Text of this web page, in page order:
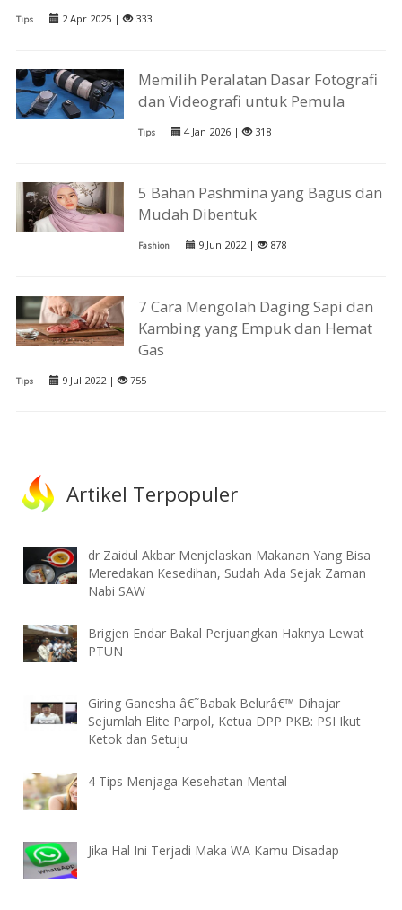
Tips 2 Apr 2025 | 333
Memilih Peralatan Dasar Fotografi
dan Videografi untuk Pemula
Tips 4 Jan 2026 | 318
5 Bahan Pashmina yang Bagus dan
Mudah Dibentuk
Fashion 9 Jun 2022 | 878
7 Cara Mengolah Daging Sapi dan
Kambing yang Empuk dan Hemat
Gas
Tips 9 Jul 2022 | 755
Artikel Terpopuler
dr Zaidul Akbar Menjelaskan Makanan Yang Bisa
Meredakan Kesedihan, Sudah Ada Sejak Zaman
Nabi SAW
Brigjen Endar Bakal Perjuangkan Haknya Lewat
PTUN
Giring Ganesha â€˜Babak Belurâ€™ Dihajar
Sejumlah Elite Parpol, Ketua DPP PKB: PSI Ikut
Ketok dan Setuju
4 Tips Menjaga Kesehatan Mental
Jika Hal Ini Terjadi Maka WA Kamu Disadap